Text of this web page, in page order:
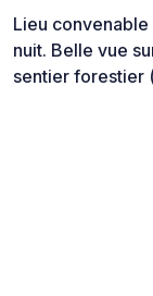
Lieu convenable
nuit. Belle vue
sentier forestier